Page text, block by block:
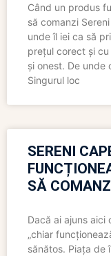
Când un produs
să comanzi
unde îl iei ca să
prețul corect și
și onest. De unde
Singurul loc
SERENI
SĂ
Dacă ai ajuns aici
„chiar
sănătos. Piața de